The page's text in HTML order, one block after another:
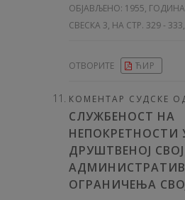
ОБЈАВЉЕНО: 1955,
СВЕСКА 3, НА СТР. 329 -
ОТВОРИТЕ ЋИР
КОМЕНТАР СУДСКЕ
СЛУЖБЕНОСТ НА
НЕПОКРЕТНОСТИ
ДРУШТВЕНОЈ
ОГРАНИЧЕЊА